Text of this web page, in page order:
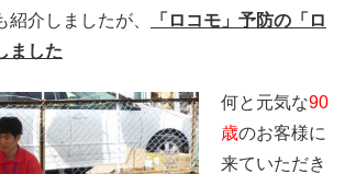
介しましたが、
「ロコモ」予防の「ロ
ました
何と元気な90
歳のお客様に
来ていただき